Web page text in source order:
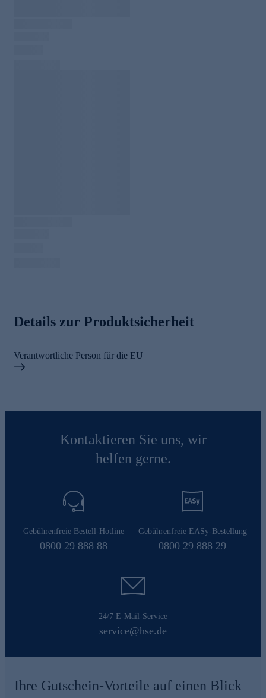
Details zur Produktsicherheit
Verantwortliche Person für die EU
Kontaktieren Sie uns, wir
helfen gerne.
Gebührenfreie Bestell-Hotline
0800 29 888 88
Gebührenfreie EASy-Bestellung
0800 29 888 29
24/7 E-Mail-Service
service@hse.de
Ihre Gutschein-Vorteile auf einen Blick